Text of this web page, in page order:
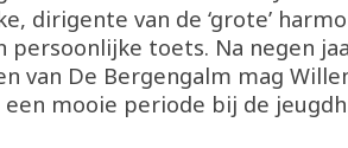
dirigente van de ‘grote’
persoonlijke toets. Na negen
van De Bergengalm mag
mooie periode bij de